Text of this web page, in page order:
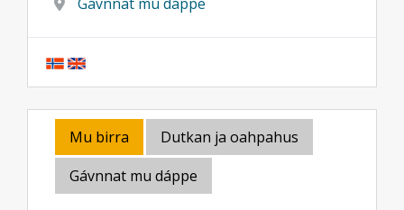
Mu birra
Dutkan ja oahpahus
Gávnnat mu dáppe